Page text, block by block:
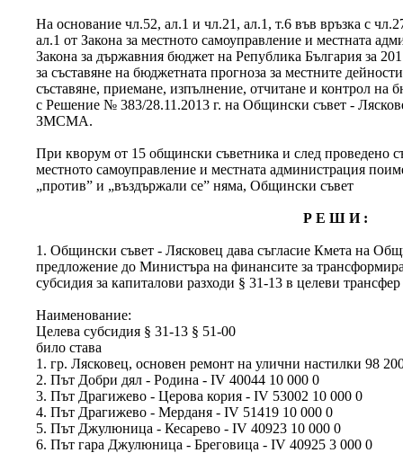
На основание чл.52, ал.1 и чл.21, ал.1, т.6 във връзка с
ал.1 от Закона за местното самоуправление и местната
Закона за държавния бюджет на Република България за
за съставяне на бюджетната прогноза за местните
съставяне, приемане, изпълнение, отчитане и контрол
с Решение № 383/28.11.2013 г. на Общински съвет -
ЗМСМА.
При кворум от 15 общински съветника и след проведено
местното самоуправление и местната администрация
„против” и „въздържали се” няма, Общински съвет
Р Е Ш И :
1. Общински съвет - Лясковец дава съгласие Кмета на
предложение до Министъра на финансите за
субсидия за капиталови разходи § 31-13 в целеви
Наименование:
Целева субсидия § 31-13 § 51-00
било става
1. гр. Лясковец, основен ремонт на улични настилки 98
2. Път Добри дял - Родина - ІV 40044 10 000 0
3. Път Драгижево - Церова кория - ІV 53002 10 000 0
4. Път Драгижево - Мерданя - ІV 51419 10 000 0
5. Път Джулюница - Кесарево - ІV 40923 10 000 0
6. Път гара Джулюница - Бреговица - ІV 40925 3 000 0